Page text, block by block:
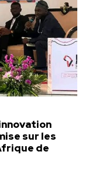
sur les
de